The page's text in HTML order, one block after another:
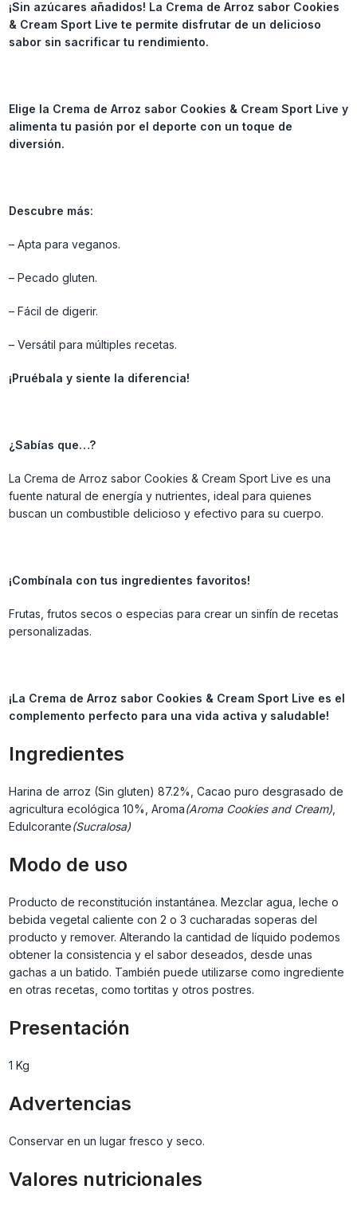
¡Sin azúcares añadidos! La Crema de Arroz sabor Cookies
& Cream Sport Live te permite disfrutar de un delicioso
sabor sin sacrificar tu rendimiento.
Elige la Crema de Arroz sabor Cookies & Cream Sport Live y
alimenta tu pasión por el deporte con un toque de
diversión.
Descubre más:
– Apta para veganos.
– Pecado gluten.
– Fácil de digerir.
– Versátil para múltiples recetas.
¡Pruébala y siente la diferencia!
¿Sabías que…?
La Crema de Arroz sabor Cookies & Cream Sport Live es una
fuente natural de energía y nutrientes, ideal para quienes
buscan un combustible delicioso y efectivo para su cuerpo.
¡Combínala con tus ingredientes favoritos!
Frutas, frutos secos o especias para crear un sinfín de recetas
personalizadas.
¡La Crema de Arroz sabor Cookies & Cream Sport Live es el
complemento perfecto para una vida activa y saludable!
Ingredientes
Harina de arroz (Sin gluten) 87.2%, Cacao puro desgrasado de
agricultura ecológica 10%, Aroma(Aroma Cookies and Cream),
Edulcorante(Sucralosa)
Modo de uso
Producto de reconstitución instantánea. Mezclar agua, leche o
bebida vegetal caliente con 2 o 3 cucharadas soperas del
producto y remover. Alterando la cantidad de líquido podemos
obtener la consistencia y el sabor deseados, desde unas
gachas a un batido. También puede utilizarse como ingrediente
en otras recetas, como tortitas y otros postres.
Presentación
1 Kg
Advertencias
Conservar en un lugar fresco y seco.
Valores nutricionales